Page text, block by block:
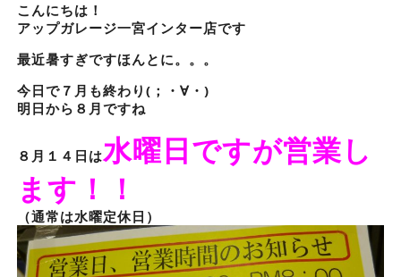
こんにちは！
アップガレージ一宮インター店です
最近暑すぎですほんとに。。。
今日で７月も終わり(；・∀・)
明日から８月ですね
８月１４日は水曜日ですが営業し
ます！！
（通常は水曜定休日）